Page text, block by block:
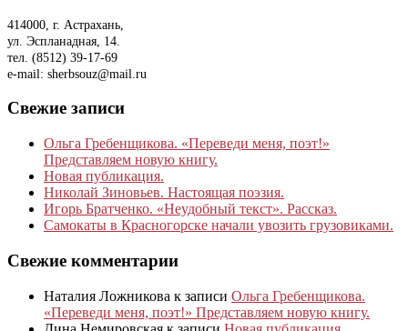
414000, г. Астрахань,
ул. Эспланадная, 14.
тел. (8512) 39-17-69
e-mail: sherbsouz@mail.ru
Свежие записи
Ольга Гребенщикова. «Переведи меня, поэт!»
Представляем новую книгу.
Новая публикация.
Николай Зиновьев. Настоящая поэзия.
Игорь Братченко. «Неудобный текст». Рассказ.
Самокаты в Красногорске начали увозить грузовиками.
Свежие комментарии
Наталия Ложникова к записи Ольга Гребенщикова.
«Переведи меня, поэт!» Представляем новую книгу.